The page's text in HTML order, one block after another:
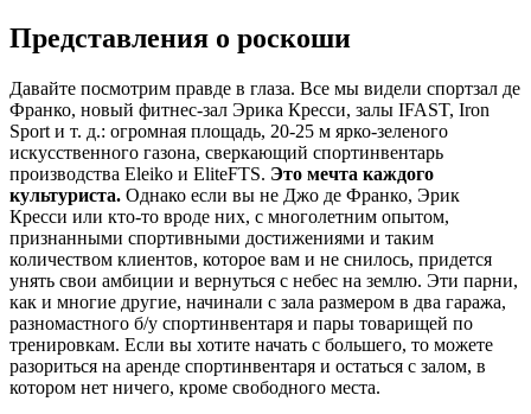
Представления о роскоши
Давайте посмотрим правде в глаза. Все мы видели спортзал де
Франко, новый фитнес-зал Эрика Кресси, залы IFAST, Iron
Sport и т. д.: огромная площадь, 20-25 м ярко-зеленого
искусственного газона, сверкающий спортинвентарь
производства Eleiko и EliteFTS. Это мечта каждого
культуриста. Однако если вы не Джо де Франко, Эрик
Кресси или кто-то вроде них, с многолетним опытом,
признанными спортивными достижениями и таким
количеством клиентов, которое вам и не снилось, придется
унять свои амбиции и вернуться с небес на землю. Эти парни,
как и многие другие, начинали с зала размером в два гаража,
разномастного б/у спортинвентаря и пары товарищей по
тренировкам. Если вы хотите начать с большего, то можете
разориться на аренде спортинвентаря и остаться с залом, в
котором нет ничего, кроме свободного места.